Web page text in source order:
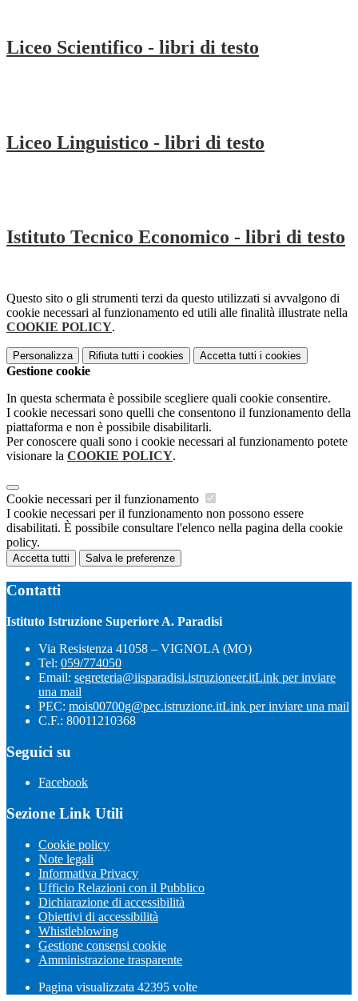
Liceo Scientifico - libri di testo
Liceo Linguistico - libri di testo
Istituto Tecnico Economico - libri di testo
Questo sito o gli strumenti terzi da questo utilizzati si avvalgono di
cookie necessari al funzionamento ed utili alle finalità illustrate nella
COOKIE POLICY.
Personalizza Rifiuta tutti i cookies Accetta tutti i cookies
Gestione cookie
In questa schermata è possibile scegliere quali cookie consentire.
I cookie necessari sono quelli che consentono il funzionamento della
piattaforma e non è possibile disabilitarli.
Per conoscere quali sono i cookie necessari al funzionamento potete
visionare la COOKIE POLICY.
Cookie necessari per il funzionamento
I cookie necessari per il funzionamento non possono essere
disabilitati. È possibile consultare l'elenco nella pagina della cookie
policy.
Accetta tutti Salva le preferenze
Contatti
Istituto Istruzione Superiore A. Paradisi
Via Resistenza 41058 – VIGNOLA (MO)
Tel: 059/774050
Email: segreteria@iisparadisi.istruzioneer.itLink per inviare
una mail
PEC: mois00700g@pec.istruzione.itLink per inviare una mail
C.F.: 80011210368
Seguici su
Facebook
Sezione Link Utili
Cookie policy
Note legali
Informativa Privacy
Ufficio Relazioni con il Pubblico
Dichiarazione di accessibilità
Obiettivi di accessibilità
Whistleblowing
Gestione consensi cookie
Amministrazione trasparente
Pagina visualizzata 42395 volte